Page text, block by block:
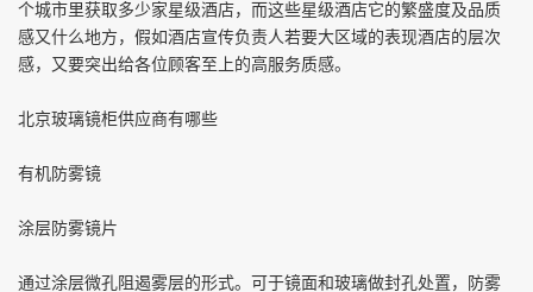
个城市里获取多少家星级酒店，而这些星级酒店它的繁盛度及品质
感又什么地方，假如酒店宣传负责人若要大区域的表现酒店的层次
感，又要突出给各位顾客至上的高服务质感。
北京玻璃镜柜供应商有哪些
有机防雾镜
涂层防雾镜片
通过涂层微孔阻遏雾层的形式。可于镜面和玻璃做封孔处置，防雾